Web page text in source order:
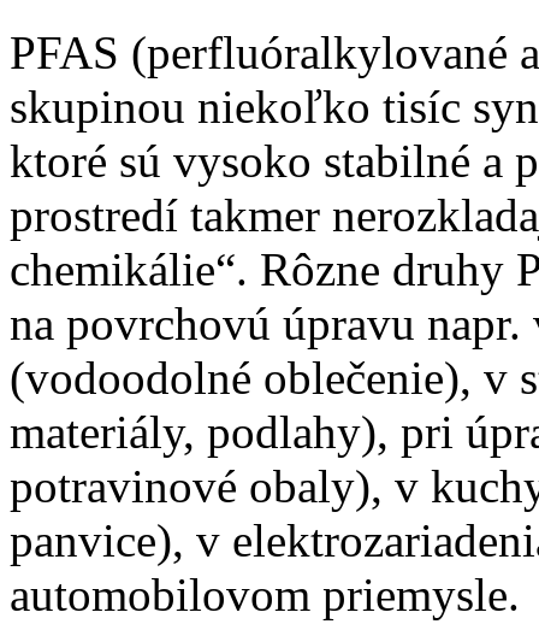
PFAS (perfluóralkylované
skupinou niekoľko tisíc
ktoré sú vysoko stabilné a
prostredí takmer
chemikálie“. Rôzne druhy
na povrchovú úpravu
(vodoodolné oblečenie), v
materiály, podlahy), pri
potravinové obaly), v
panvice), v
automobilovom priemysle.